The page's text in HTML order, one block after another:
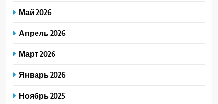
Май 2026
Апрель 2026
Март 2026
Январь 2026
Ноябрь 2025